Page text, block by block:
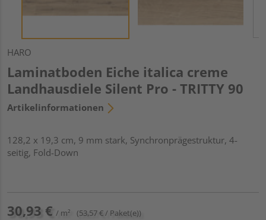
HARO
Laminatboden Eiche italica creme
Landhausdiele Silent Pro - TRITTY 90
Artikelinformationen
128,2 x 19,3 cm, 9 mm stark, Synchronprägestruktur, 4-
seitig, Fold-Down
30,93 € / m² (53,57 € / Paket(e))